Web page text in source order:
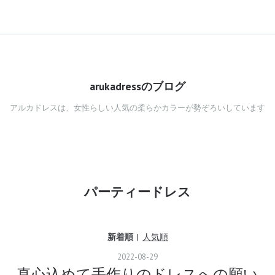
arukadressのブログ
アルカドレスは、女性らしい人気の柔らかカラーが勢ぞろいしています
パーティードレス
新着順 人気順
2022-08-29